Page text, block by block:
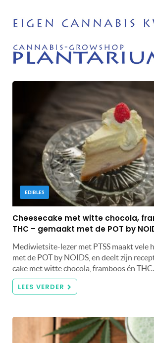
EDIBLES
Cheesecake met witte chocola,
THC – gemaakt met de POT by
Mediwietsite-lezer met PTSS maakt vele
met de POT by NOIDS, en deelt zijn
cake met witte chocola, framboos én THC.
LEES VERDER